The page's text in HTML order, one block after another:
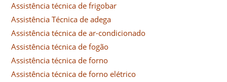
Assistência técnica de frigobar
Assistência Técnica de adega
Assistência técnica de ar-condicionado
Assistência técnica de fogão
Assistência técnica de forno
Assistência técnica de forno elétrico